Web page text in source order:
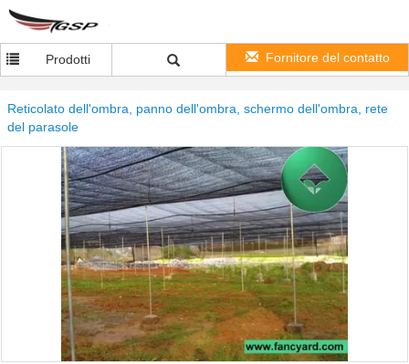
Prodotti Fornitore del contatto
Reticolato dell'ombra, panno dell'ombra, schermo dell'ombra, rete
del parasole